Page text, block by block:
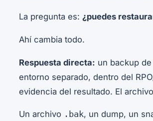
La pregunta es: ¿puedes
Ahí cambia todo.
Respuesta directa: un backup
entorno separado, dentro del
evidencia del resultado. El
Un archivo .bak, un dump, un